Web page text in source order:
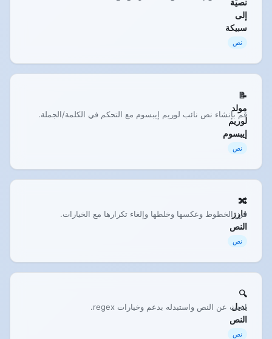
نصية
إلى
سبيكة
نص
📝
مولد
لوريم
إيبسوم
قم بإنشاء نص نائب لوريم إيبسوم مع التحكم في الكلمة/الجملة.
نص
🔀
فارز
النص
فرز الخطوط وعكسها وخلطها وإلغاء تكرارها مع الخيارات.
نص
🔍
بديل
النص
ابحث عن النص واستبدله بدعم وخيارات regex.
نص